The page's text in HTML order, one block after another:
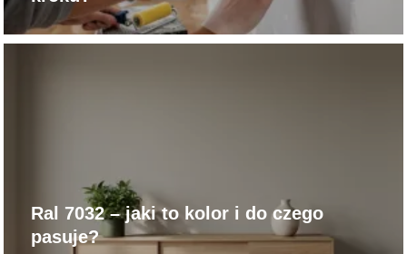
Ral 7032 – jaki to kolor i do czego
pasuje?